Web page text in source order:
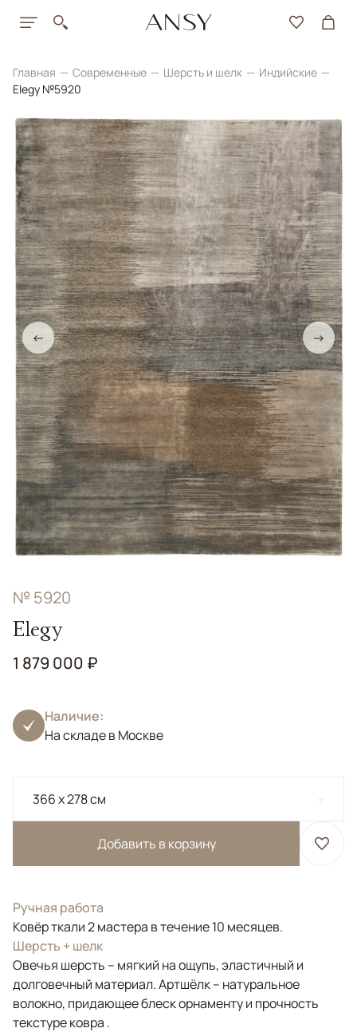
Главная Современные Шерсть и шелк
Индийские
Elegy №5920
← →
№ 5920
Elegy
1 879 000 ₽
Наличие:
На складе в Москве
366 x 278 см
Добавить в корзину
Ручная работа
Ковёр ткали 2 мастера в течение 10 месяцев.
Шерсть + шелк
Овечья шерсть – мягкий на ощупь, эластичный и
долговечный материал. Артшёлк – натуральное
волокно, придающее блеск орнаменту и прочность
текстуре ковра .